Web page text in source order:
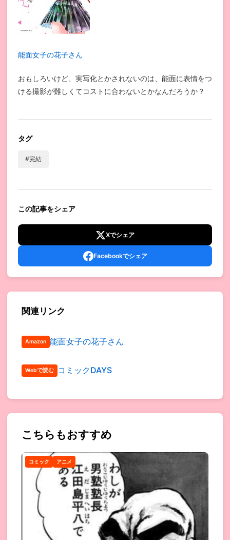
能面女子の花子さん
おもしろいけど、実写化とかされないのは、能面に表情をつ
ける撮影が難しくてコストに合わないとかなんだろうか？
タグ
#完結
この記事をシェア
Xでシェア
Facebookでシェア
関連リンク
Amazon 能面女子の花子さん
Webで読む コミックDAYS
こちらもおすすめ
コミック アニメ